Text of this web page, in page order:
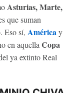
Asturias, Marte,
que suman
Eso sí, Américay
en aquella Copa
ya extinto Real